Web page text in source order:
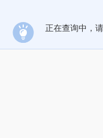
正在查询中，